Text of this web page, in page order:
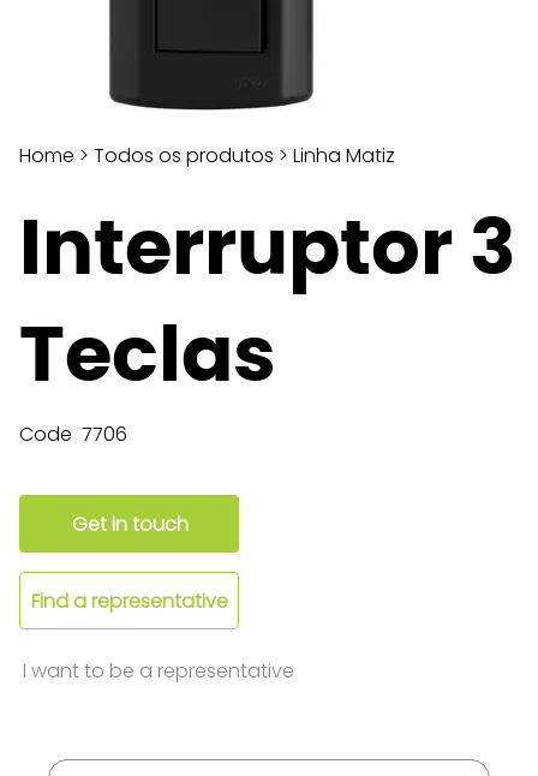
Home > Todos os produtos > Linha Matiz
Interruptor 3
Teclas
Code 7706
Get in touch
Find a representative
I want to be a representative